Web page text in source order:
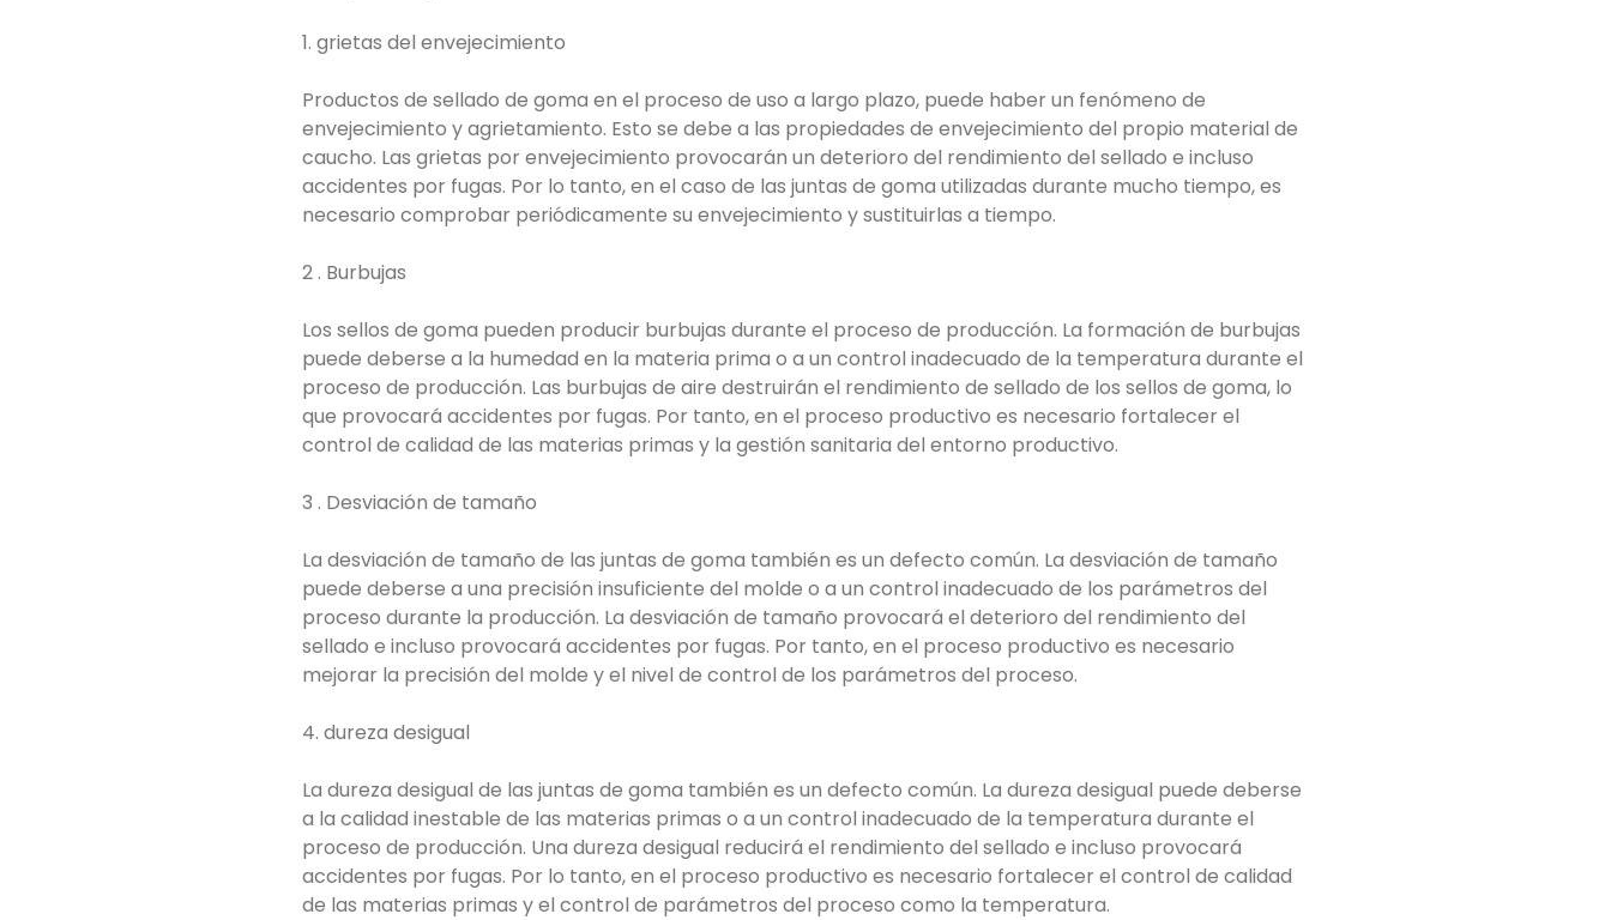
1. grietas del envejecimiento
Productos de sellado de goma en el proceso de uso a largo plazo, puede haber un fenómeno de
envejecimiento y agrietamiento. Esto se debe a las propiedades de envejecimiento del propio material de
caucho. Las grietas por envejecimiento provocarán un deterioro del rendimiento del sellado e incluso
accidentes por fugas. Por lo tanto, en el caso de las juntas de goma utilizadas durante mucho tiempo, es
necesario comprobar periódicamente su envejecimiento y sustituirlas a tiempo.
2 . Burbujas
Los sellos de goma pueden producir burbujas durante el proceso de producción. La formación de burbujas
puede deberse a la humedad en la materia prima o a un control inadecuado de la temperatura durante el
proceso de producción. Las burbujas de aire destruirán el rendimiento de sellado de los sellos de goma, lo
que provocará accidentes por fugas. Por tanto, en el proceso productivo es necesario fortalecer el
control de calidad de las materias primas y la gestión sanitaria del entorno productivo.
3 . Desviación de tamaño
La desviación de tamaño de las juntas de goma también es un defecto común. La desviación de tamaño
puede deberse a una precisión insuficiente del molde o a un control inadecuado de los parámetros del
proceso durante la producción. La desviación de tamaño provocará el deterioro del rendimiento del
sellado e incluso provocará accidentes por fugas. Por tanto, en el proceso productivo es necesario
mejorar la precisión del molde y el nivel de control de los parámetros del proceso.
4. dureza desigual
La dureza desigual de las juntas de goma también es un defecto común. La dureza desigual puede deberse
a la calidad inestable de las materias primas o a un control inadecuado de la temperatura durante el
proceso de producción. Una dureza desigual reducirá el rendimiento del sellado e incluso provocará
accidentes por fugas. Por lo tanto, en el proceso productivo es necesario fortalecer el control de calidad
de las materias primas y el control de parámetros del proceso como la temperatura.